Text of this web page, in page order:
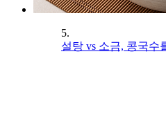
5.
설탕 vs 소금, 콩국수